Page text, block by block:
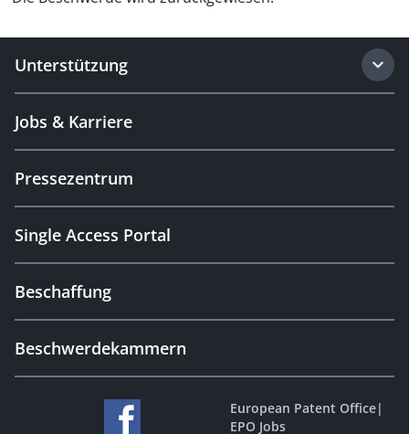
Unterstützung
Jobs & Karriere
Pressezentrum
Single Access Portal
Beschaffung
Beschwerdekammern
European Patent Office|
EPO Jobs